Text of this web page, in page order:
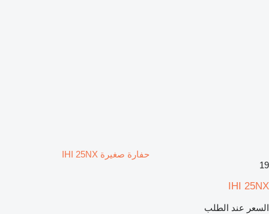
حفارة صغيرة IHI 25NX
19
IHI 25NX
السعر عند الطلب